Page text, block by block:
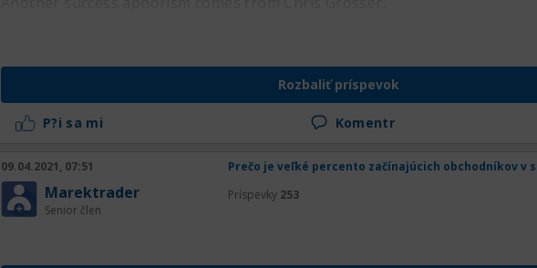
He once stated, If you want a thing done well, do it yourself.
Aphorisms can act as a guideline to help narrow the focus of your work.
Rozbaliť príspevok
P?i sa mi Komentr
09.04.2021, 07:51 Prečo je veľké percento začínajúcich obchodníkov v
Marektrader
Senior člen
Príspevky 253